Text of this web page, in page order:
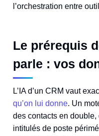
l’orchestration entre
Le prérequis
parle : vos
L’IA d’un CRM vaut
qu’on lui donne. Un
des contacts en
intitulés de poste